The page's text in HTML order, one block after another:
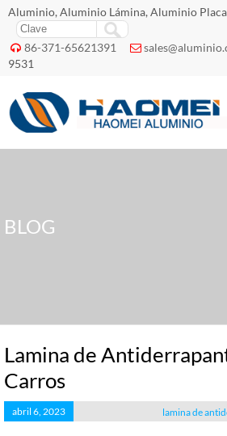
Aluminio, Aluminio Lámina, Aluminio Placa
 86-371-65621391 
9531
BLOG
Lamina de
Carros
abril 6, 2023 lamina de